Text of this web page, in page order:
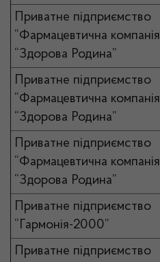
Приватне підприємство
“Фармацевтична компанія
“Здорова Родина”
Приватне підприємство
“Фармацевтична компанія
“Здорова Родина”
Приватне підприємство
“Фармацевтична компанія
“Здорова Родина”
Приватне підприємство
“Гармонія-2000”
Приватне підприємство